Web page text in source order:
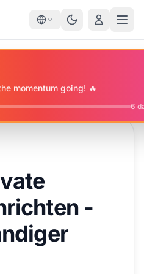
momentum going! 🔥
6
-